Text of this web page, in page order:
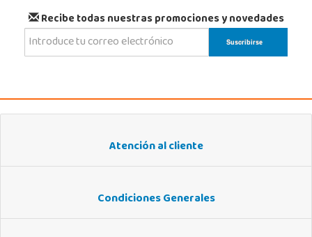
Recibe todas nuestras promociones y novedades
Atención al cliente
Condiciones Generales